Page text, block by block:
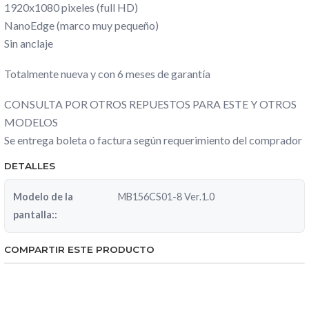
1920x1080 pixeles (full HD)
NanoEdge (marco muy pequeño)
Sin anclaje
Totalmente nueva y con 6 meses de garantía
CONSULTA POR OTROS REPUESTOS PARA ESTE Y OTROS
MODELOS
Se entrega boleta o factura según requerimiento del comprador
DETALLES
Modelo de la
pantalla::
MB156CS01-8 Ver.1.0
COMPARTIR ESTE PRODUCTO